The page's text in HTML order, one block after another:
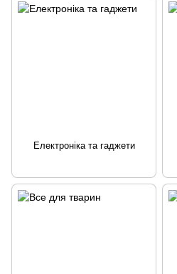
Електроніка та гаджети